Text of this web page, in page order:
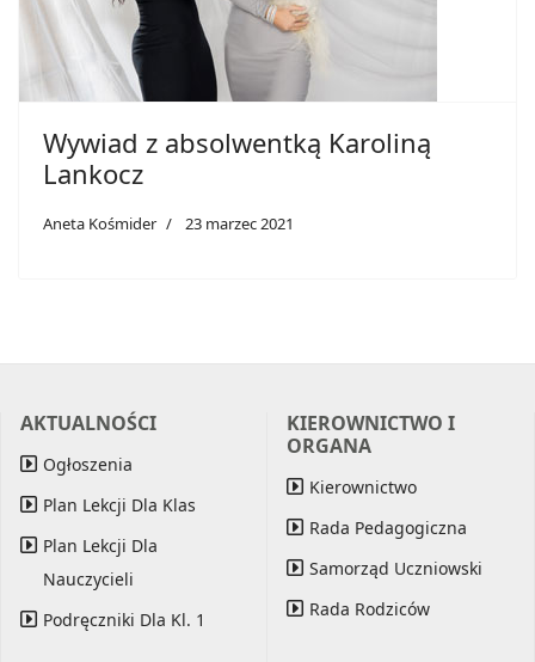
Wywiad z absolwentką Karoliną
Lankocz
Aneta Kośmider 23 marzec 2021
AKTUALNOŚCI
Ogłoszenia
Plan Lekcji Dla Klas
Plan Lekcji Dla
Nauczycieli
Podręczniki Dla Kl. 1
KIEROWNICTWO I
ORGANA
Kierownictwo
Rada Pedagogiczna
Samorząd Uczniowski
Rada Rodziców